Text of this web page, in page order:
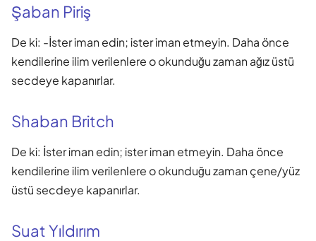
Şaban Piriş
De ki: -İster iman edin; ister iman etmeyin. Daha önce
kendilerine ilim verilenlere o okunduğu zaman ağız üstü
secdeye kapanırlar.
Shaban Britch
De ki: İster iman edin; ister iman etmeyin. Daha önce
kendilerine ilim verilenlere o okunduğu zaman çene/yüz
üstü secdeye kapanırlar.
Suat Yıldırım